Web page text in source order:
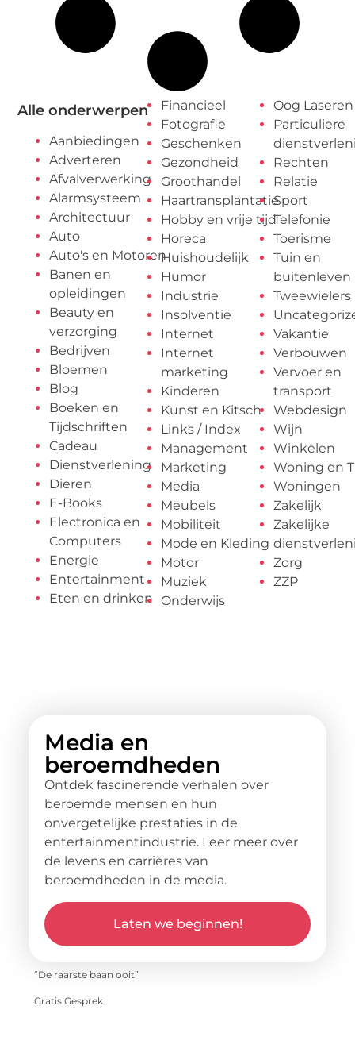
Alle onderwerpen
Aanbiedingen
Adverteren
Afvalverwerking
Alarmsysteem
Architectuur
Auto
Auto's en Motoren
Banen en
opleidingen
Beauty en
verzorging
Bedrijven
Bloemen
Blog
Boeken en
Tijdschriften
Cadeau
Dienstverlening
Dieren
E-Books
Electronica en
Computers
Energie
Entertainment
Eten en drinken
Financieel
Fotografie
Geschenken
Gezondheid
Groothandel
Haartransplantatie
Hobby en vrije tijd
Horeca
Huishoudelijk
Humor
Industrie
Insolventie
Internet
Internet
marketing
Kinderen
Kunst en Kitsch
Links / Index
Management
Marketing
Media
Meubels
Mobiliteit
Mode en Kleding
Motor
Muziek
Onderwijs
Oog Laseren
Particuliere
Rechten
Relatie
Sport
Telefonie
Toerisme
Tuin en
buitenleven
Tweewielers
Vakantie
Verbouwen
Vervoer en
transport
Webdesign
Wijn
Winkelen
Woning en
Woningen
Zakelijk
Zakelijke
Zorg
ZZP
Media en
beroemdheden
Ontdek fascinerende verhalen over
beroemde mensen en hun
onvergetelijke prestaties in de
entertainmentindustrie. Leer meer over
de levens en carrières van
beroemdheden in de media.
Laten we beginnen!
“De raarste baan ooit”
Gratis Gesprek